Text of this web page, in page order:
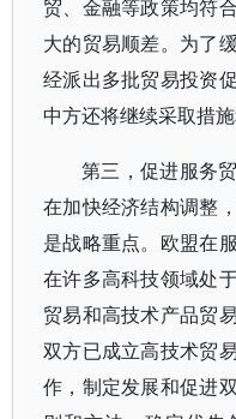
贸、金融等政策均符
大的贸易顺差。为了
经派出多批贸易投资
中方还将继续采取措
第三，促进服务
在加快经济结构调整
是战略重点。欧盟在
在许多高科技领域处
贸易和高技术产品贸
双方已成立高技术贸
作，制定发展和促进